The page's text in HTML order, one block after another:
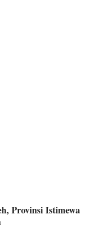
Provinsi Istimewa